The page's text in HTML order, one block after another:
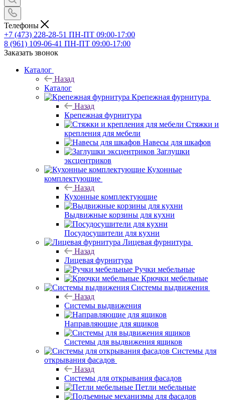
Телефоны
+7 (473) 228-28-51 ПН-ПТ 09:00-17:00
8 (961) 109-06-41 ПН-ПТ 09:00-17:00
Заказать звонок
Каталог
Назад
Каталог
Крепежная фурнитура
Назад
Крепежная фурнитура
Стяжки и
крепления для мебели
Навесы для шкафов
Заглушки
эксцентриков
Кухонные
комплектующие
Назад
Кухонные комплектующие
Выдвижные корзины для кухни
Посудосушители для кухни
Лицевая фурнитура
Назад
Лицевая фурнитура
Ручки мебельные
Крючки мебельные
Системы выдвижения
Назад
Системы выдвижения
Направляющие для ящиков
Системы для выдвижения ящиков
Системы для
открывания фасадов
Назад
Системы для открывания фасадов
Петли мебельные